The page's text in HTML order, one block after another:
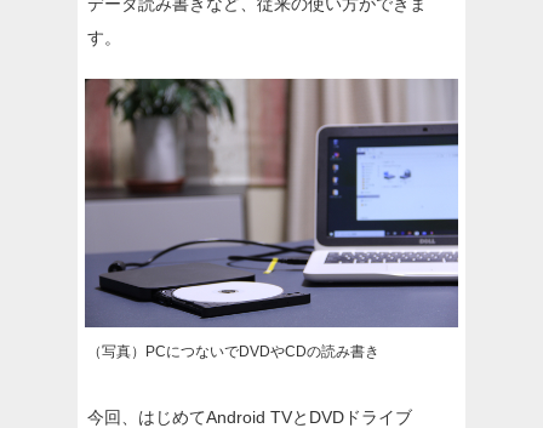
す。
（写真）PCにつないでDVDやCDの読み書き
今回、はじめてAndroid TVとDVDドライブ